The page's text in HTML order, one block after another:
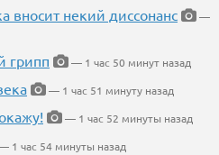
вносит некий диссонанс
—
грипп
— 1 час 50 минут назад
— 1 час 51 минуту назад
— 1 час 52 минуты назад
1 час 54 минуты назад